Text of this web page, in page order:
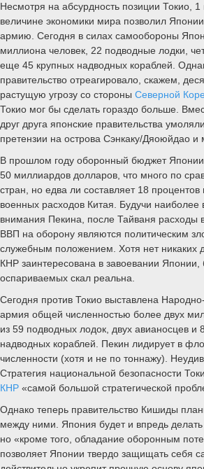
Несмотря на абсурдность позиции Токио,
величине экономики мира позволил
армию. Сегодня в силах самообороны
миллиона человек, 22 подводные лодки,
еще 45 крупных надводных кораблей.
правительство отреагировало, скажем,
растущую угрозу со стороны Северной
Токио мог бы сделать гораздо больше.
друг друга японские правительства
претензии на острова Сэнкаку/Дяоюйдао и
В прошлом году оборонный бюджет Японии
50 миллиардов долларов, что много по
стран, но едва ли составляет 18
военных расходов Китая. Будучи
внимания Пекина, после Тайваня расходы
ВВП на оборону являются политическим
служебным положением. Хотя нет никаких
КНР заинтересована в завоевании Японии,
оспариваемых скал реальна.
Сегодня против Токио выставлена
армия общей численностью более двух
из 59 подводных лодок, двух авианосцев и
надводных кораблей. Пекин лидирует в
численности (хотя и не по тоннажу).
Стратегия национальной безопасности
КНР «самой большой стратегической
Однако теперь правительство Кишиды
между ними. Япония будет и впредь делать
но «кроме того, обладание оборонным
позволяет Японии твердо защищать себя